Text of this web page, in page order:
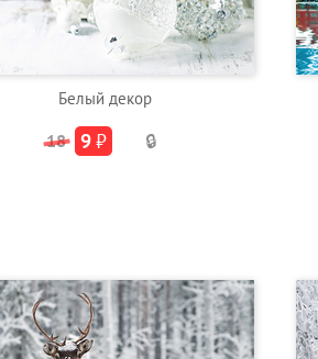
Белый декор
18 9₽ 🔒